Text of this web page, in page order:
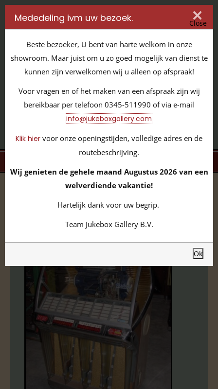
IT'S ALL ABOUT JUKEBOXES
GILDENSTRAAT 32 / 4143 HS LEERDAM / TEL:
0345 - 511990
INFO@JUKEBOXGALLERY.COM
volledige collectie / klassieke jukeboxen
Mededeling ivm uw bezoek. Close
Beste bezoeker, U bent van harte welkom in onze
showroom. Maar juist om u zo goed mogelijk van dienst te
kunnen zijn verwelkomen wij u alleen op afspraak!
Voor vragen en of het maken van een afspraak zijn wij
bereikbaar per telefoon 0345-511990 of via e-mail
info@jukeboxgallery.com
Klik hier voor onze openingstijden, volledige adres en de
routebeschrijving.
Wij genieten de gehele maand Augustus 2026 van een
welverdiende vakantie!
Hartelijk dank voor uw begrip.
Team Jukebox Gallery B.V.
Ok